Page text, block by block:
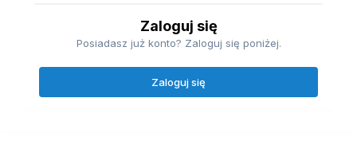
Zaloguj się
Posiadasz już konto? Zaloguj się poniżej.
Zaloguj się